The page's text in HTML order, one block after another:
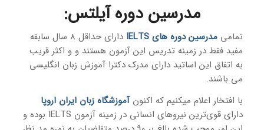
مدرسین دوره‌ آیلتس:
تمامی مدرسین دوره های IELTS
دارای حداقل 8 سال سابقه
مفید فقط در زمینه تدریس این آزمون هستند و و اکثر قریب
به اتفاق این اساتید دارای مدرک دکترا آموزش زبان انگلیسی
می باشند.
با افتخار اعلام میکنیم که اکنونآموزشگاه زبان ایران اروپا
دارای قوی‌ترین نیروهای انسانی در زمینه آزمون IELTS بوده و